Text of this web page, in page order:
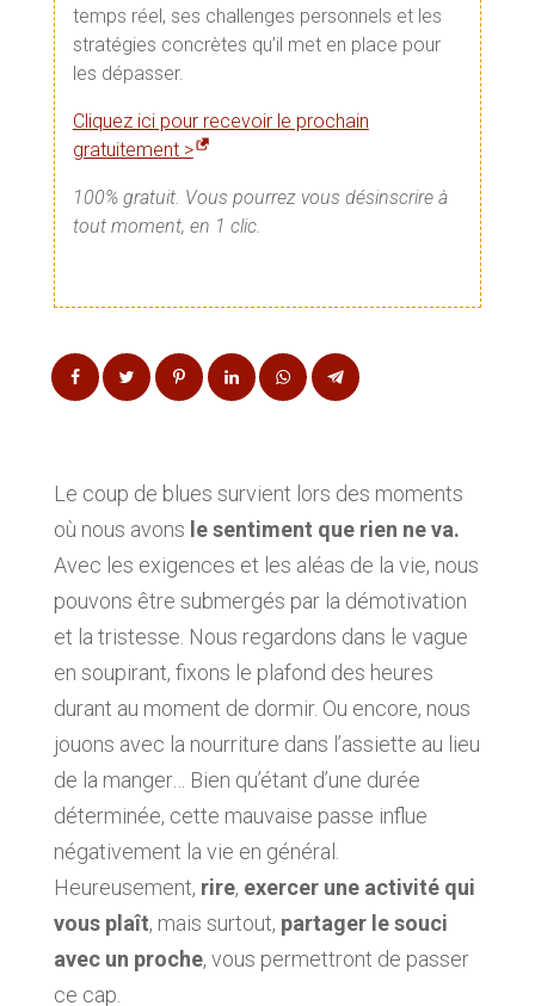
temps réel, ses challenges personnels et les
stratégies concrètes qu’il met en place pour
les dépasser.
Cliquez ici pour recevoir le prochain
gratuitement >
100% gratuit. Vous pourrez vous désinscrire à
tout moment, en 1 clic.
Le coup de blues survient lors des moments
où nous avons le sentiment que rien ne va.
Avec les exigences et les aléas de la vie, nous
pouvons être submergés par la démotivation
et la tristesse. Nous regardons dans le vague
en soupirant, fixons le plafond des heures
durant au moment de dormir. Ou encore, nous
jouons avec la nourriture dans l’assiette au lieu
de la manger… Bien qu’étant d’une durée
déterminée, cette mauvaise passe influe
négativement la vie en général.
Heureusement, rire, exercer une activité qui
vous plaît, mais surtout, partager le souci
avec un proche, vous permettront de passer
ce cap.